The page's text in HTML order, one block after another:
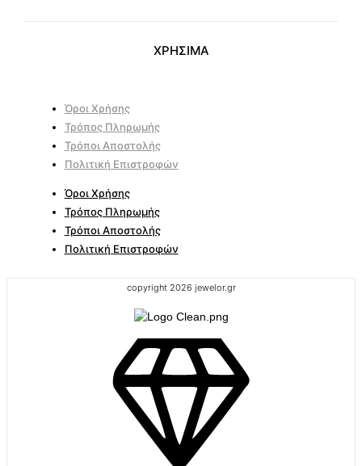
ΧΡΗΣΙΜΑ
Όροι Χρήσης
Τρόπος Πληρωμής
Τρόποι Αποστολής
Πολιτική Επιστροφών
Όροι Χρήσης
Τρόπος Πληρωμής
Τρόποι Αποστολής
Πολιτική Επιστροφών
copyright 2026 jewelor.gr